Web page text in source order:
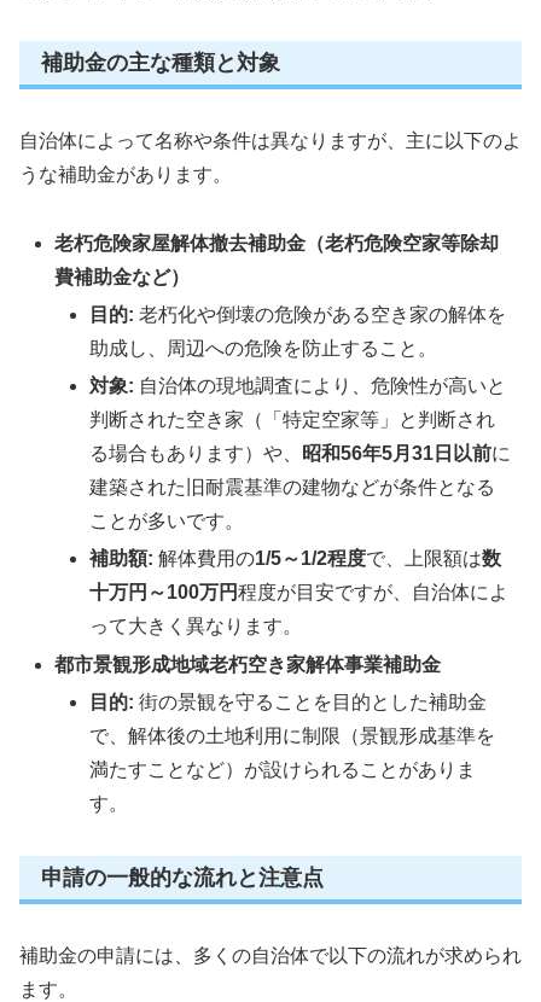
補助金の主な種類と対象
自治体によって名称や条件は異なりますが、主に以下のよ
うな補助金があります。
老朽危険家屋解体撤去補助金（老朽危険空家等除却
費補助金など）
目的: 老朽化や倒壊の危険がある空き家の解体を
助成し、周辺への危険を防止すること。
対象: 自治体の現地調査により、危険性が高いと
判断された空き家（「特定空家等」と判断され
る場合もあります）や、
昭和56年5月31日以前に
建築された旧耐震基準の建物などが条件となる
ことが多いです。
補助額: 解体費用の1/5～1/2程度で、上限額は数
十万円～100万円程度が目安ですが、自治体によ
って大きく異なります。
都市景観形成地域老朽空き家解体事業補助金
目的: 街の景観を守ることを目的とした補助金
で、解体後の土地利用に制限（景観形成基準を
満たすことなど）が設けられることがありま
す。
申請の一般的な流れと注意点
補助金の申請には、多くの自治体で以下の流れが求められ
ます。